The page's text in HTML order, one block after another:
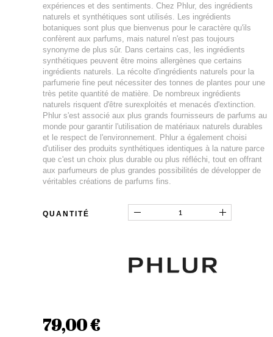
expériences et des sentiments. Chez Phlur, des ingrédients
naturels et synthétiques sont utilisés. Les ingrédients
botaniques sont plus que bienvenus pour le caractère qu'ils
confèrent aux parfums, mais naturel n'est pas toujours
synonyme de plus sûr. Dans certains cas, les ingrédients
synthétiques peuvent être moins allergènes que certains
ingrédients naturels. La récolte d'ingrédients naturels pour la
parfumerie fine peut nécessiter des tonnes de plantes pour une
très petite quantité de matière. De nombreux ingrédients
naturels risquent d'être surexploités et menacés d'extinction.
Phlur s'est associé aux plus grands fournisseurs de parfums au
monde pour garantir l'utilisation de matériaux naturels durables
et le respect de l'environnement. Phlur a également choisi
d'utiliser des produits synthétiques identiques à la nature parce
que c'est un choix plus durable ou plus réfléchi, tout en offrant
aux parfumeurs de plus grandes possibilités de développer de
véritables créations de parfums fins.
QUANTITÉ
79,00 €